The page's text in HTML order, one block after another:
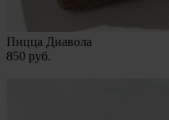
Пицца Диавола
850 руб.